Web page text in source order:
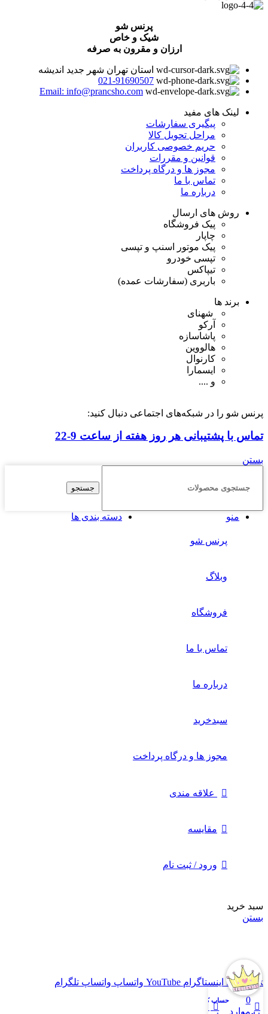
پرنس شو
شیک و خاص
ارزان و مقرون به صرفه
استان تهران شهر جدید اندیشه
021-91690507
Email: info@prancsho.com
لینک های مفید
پیگیری سفارشات
مراحل تحویل کالا
حریم خصوصی کاربران
قوانین و مقررات
مجوز ها و درگاه پرداخت
تماس با ما
درباره ما
روش های ارسال
پیک فروشگاه
چاپار
پیک موتور اسنپ و تپسی
تپسی خودرو
تیپاکس
باربری (سفارشات عمده)
برند ها
شهنای
آرکو
پاشاسازه
هالووین
کارنوال
ایسمارا
و ....
پرنس شو را در شبکه‌های اجتماعی دنبال کنید:
تماس با پشتیبانی هر روز هفته از ساعت 9-22
بستن
جستجو
منو دسته بندی ها
پرنس شو
وبلاگ
فروشگاه
تماس با ما
درباره ما
سبدخرید
مجوز ها و درگاه پرداخت
علاقه مندی
مقایسه
ورود / ثبت نام
سبد خرید
بستن
Facebook اینستاگرام YouTube واتساپ واتساپ تلگرام
0
موارد
حساب کاربری من